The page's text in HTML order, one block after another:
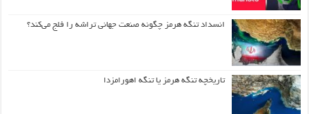
انسداد تنگه هرمز چگونه صنعت جهانی تراشه را فلج می‌کند؟
تاریخچه تنگه هرمز یا تنگه اهورامزدا